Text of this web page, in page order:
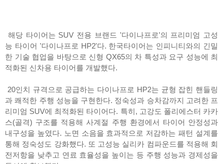
해당 타이어는 SUV 전용 브랜드 '다이나프로'의 프리미엄 고성
능 타이어 '다이나프로 HP2'다. 한국타이어는 인피니티와의 긴밀
한 기술 협업을 바탕으로 신형 QX65의 차 특성과 요구 성능에 최
적화된 신차용 타이어를 개발했다.
20인치 규격으로 공급하는 다이나프로 HP2는 균형 잡힌 핸들링
과 쾌적한 주행 성능을 구현한다. 정숙성과 승차감까지 고려한 프
리미엄 SUV에 최적화된 타이어다. 특히, 고강도 폴리에스터 카카
스(골격) 구조를 적용해 사계절 주행 환경에서 타이어 안정성과
내구성을 높였다. 노면 소음을 효과적으로 저감하는 패턴 설계를
통해 정숙성도 강화했다. 또 고성능 실리카 컴파운드를 적용해 회
전저항을 낮추고 연료 효율성을 높이는 등 주행 성능과 경제성을